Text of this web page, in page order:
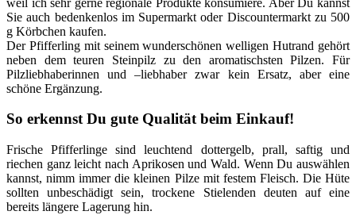
Sie auch bedenkenlos im Supermarkt oder Discountermarkt zu 500
g Körbchen kaufen.
Der Pfifferling mit seinem wunderschönen welligen Hutrand gehört
neben dem teuren Steinpilz zu den aromatischsten Pilzen. Für
Pilzliebhaberinnen und –liebhaber zwar kein Ersatz, aber eine
schöne Ergänzung.
So erkennst Du gute Qualität beim Einkauf!
Frische Pfifferlinge sind leuchtend dottergelb, prall, saftig und
riechen ganz leicht nach Aprikosen und Wald. Wenn Du auswählen
kannst, nimm immer die kleinen Pilze mit festem Fleisch. Die Hüte
sollten unbeschädigt sein, trockene Stielenden deuten auf eine
bereits längere Lagerung hin.